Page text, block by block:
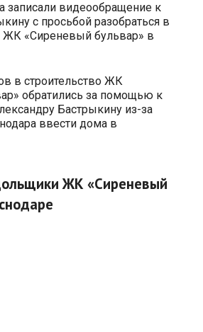
записали видеообращение к
с просьбой разобраться в
ЖК «Сиреневый бульвар» в
в строительство ЖК
обратились за помощью к
Бастрыкину из-за
ввести дома в
ЖК «Сиреневый